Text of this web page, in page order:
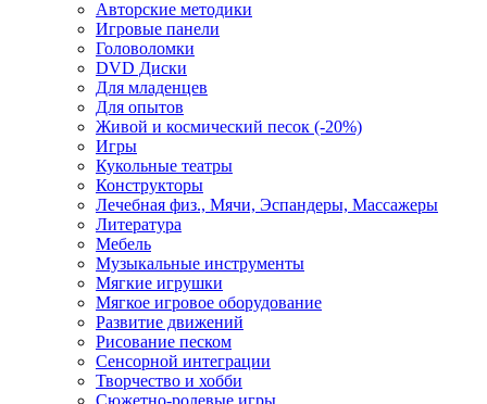
Авторские методики
Игровые панели
Головоломки
DVD Диски
Для младенцев
Для опытов
Живой и космический песок (-20%)
Игры
Кукольные театры
Конструкторы
Лечебная физ., Мячи, Эспандеры, Массажеры
Литература
Мебель
Музыкальные инструменты
Мягкие игрушки
Мягкое игровое оборудование
Развитие движений
Рисование песком
Сенсорной интеграции
Творчество и хобби
Сюжетно-ролевые игры